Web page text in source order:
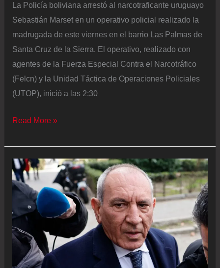
La Policía boliviana arrestó al narcotraficante uruguayo
Sebastián Marset en un operativo policial realizado la
madrugada de este viernes en el barrio Las Palmas de
Santa Cruz de la Sierra. El operativo, realizado con
agentes de la Fuerza Especial Contra el Narcotráfico
(Felcn) y la Unidad Táctica de Operaciones Policiales
(UTOP), inició a las 2:30
El
Sebastián
Marset
fue
detenido
operativo
policial
Read More »